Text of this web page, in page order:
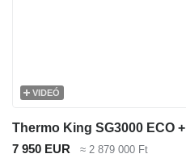
VIDEÓ
Thermo King SG3000 ECO +
7 950 EUR
≈ 2 879 000 Ft